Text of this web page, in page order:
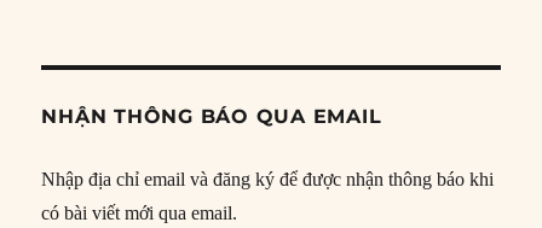
NHẬN THÔNG BÁO QUA EMAIL
Nhập địa chỉ email và đăng ký để được nhận thông báo khi
có bài viết mới qua email.